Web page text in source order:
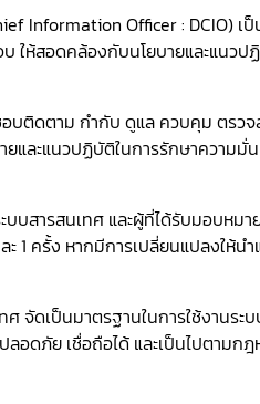
Information Officer : DCIO) เ
ให้สอดคล้องกับนโยบายและแนว
อบติดตาม กำกับ ดูแล ควบคุม ตรว
ยและแนวปฏิบัติในการรักษาความ
บสารสนเทศ และผู้ที่ได้รับมอบหมา
1 ครั้ง หากมีการเปลี่ยนแปลงให้นำ
จัดเป็นมาตรฐานในการใช้งานระบ
อดภัย เชื่อถือได้ และเป็นไปตามกฎ